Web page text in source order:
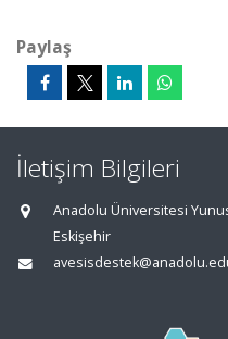
Paylaş
İletişim Bilgileri
Anadolu Üniversitesi
Eskişehir